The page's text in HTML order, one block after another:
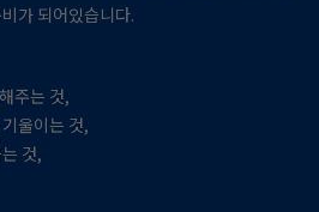
가 되어있습니다.
주는 것,
울이는 것,
것,